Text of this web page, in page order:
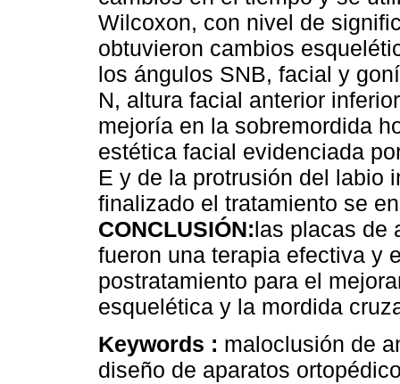
Wilcoxon, con nivel de
obtuvieron cambios
los ángulos SNB, facial y
N, altura facial anterior
mejoría en la sobremordida
estética facial evidenciada
E y de la protrusión del labio
finalizado el tratamiento se
CONCLUSIÓN:las placas de
fueron una terapia efectiva y
postratamiento para el
esquelética y la mordida
Keywords : maloclusión de
diseño de aparatos